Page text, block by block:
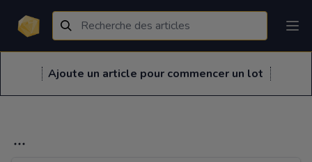
Ajoute un article pour commencer un lot